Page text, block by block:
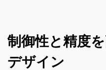
制御性と精度
デザイン